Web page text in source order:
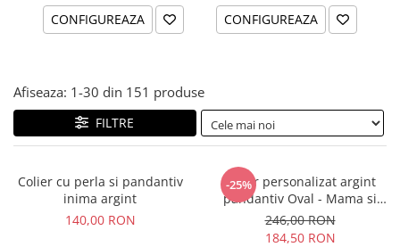
CONFIGUREAZA CONFIGUREAZA
Afiseaza: 1-30 din 151 produse
FILTRE
Colier cu perla si pandantiv
inima argint
140,00 RON
-25%
Colier personalizat argint
pandantiv Oval - Mama si
Bebelus
246,00 RON
184,50 RON